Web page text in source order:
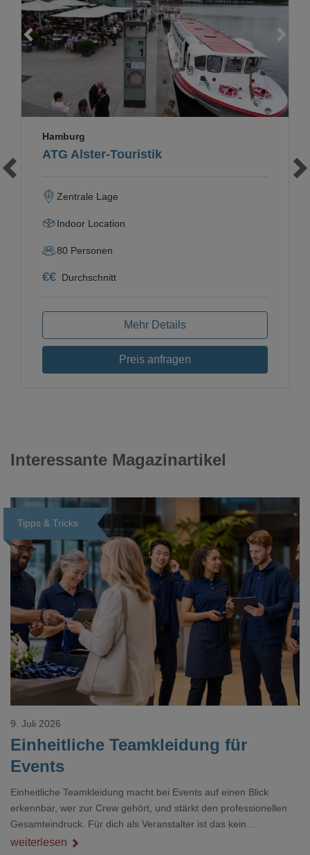
Loading...
ATG Alster-Touristik
Hamburg
Zentrale Lage
Indoor Location
80 Personen
€€ Durchschnitt
Mehr Details
Preis anfragen
Interessante Magazinartikel
Tipps & Tricks
Loading...
Einheitliche Teamkleidung für
Events
9. Juli 2026
Einheitliche Teamkleidung macht bei Events auf einen Blick
erkennbar, wer zur Crew gehört, und stärkt den professionellen
Gesamteindruck. Für dich als Veranstalter ist das kein
Nebenthema: Bei Textilien mit Stickerei oder mehreren
weiterlesen